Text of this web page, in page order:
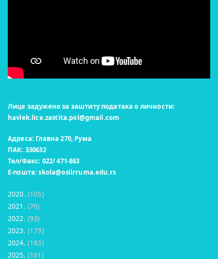
Лице задужено за заштиту података о личности:
havlek.lice.zastita.pol@gmail.com
Адреса: Главна 270, Рума
ПАК: 330632
Тел/Факс: 022/ 471-863
Е-пошта:skola@osilrruma.edu.rs
2020. (105)
2021. (76)
2022. (93)
2023. (179)
2024. (183)
2025. (161)